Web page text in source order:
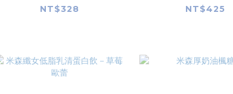
NT$328 NT$425